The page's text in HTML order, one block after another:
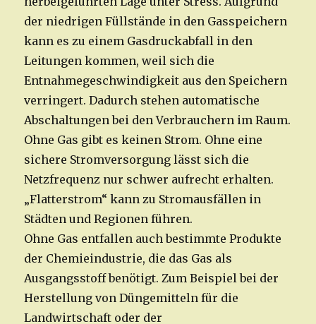
der niedrigen Füllstände in den Gasspeichern
kann es zu einem Gasdruckabfall in den
Leitungen kommen, weil sich die
Entnahmegeschwindigkeit aus den Speichern
verringert. Dadurch stehen automatische
Abschaltungen bei den Verbrauchern im Raum.
Ohne Gas gibt es keinen Strom. Ohne eine
sichere Stromversorgung lässt sich die
Netzfrequenz nur schwer aufrecht erhalten.
„Flatterstrom“ kann zu Stromausfällen in
Städten und Regionen führen.
Ohne Gas entfallen auch bestimmte Produkte
der Chemieindustrie, die das Gas als
Ausgangsstoff benötigt. Zum Beispiel bei der
Herstellung von Düngemitteln für die
Landwirtschaft oder der